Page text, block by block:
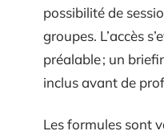
possibilité de
groupes. L’accès
préalable ; un
inclus avant de
Les formules sont